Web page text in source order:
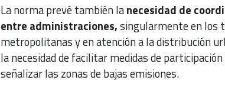
La norma prevé también lanecesidad de
entre administraciones,singularmente en los
metropolitanas y en atención a la distribución
la necesidad de facilitar medidas de
señalizar las zonas de bajas emisiones.